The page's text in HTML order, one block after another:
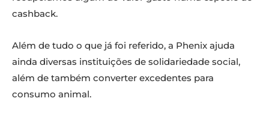
cashback.
Além de tudo o que já foi referido, a Phenix ajuda
ainda diversas instituições de solidariedade social,
além de também converter excedentes para
consumo animal.